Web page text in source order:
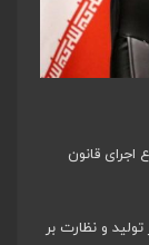
قانون
و نظارت بر